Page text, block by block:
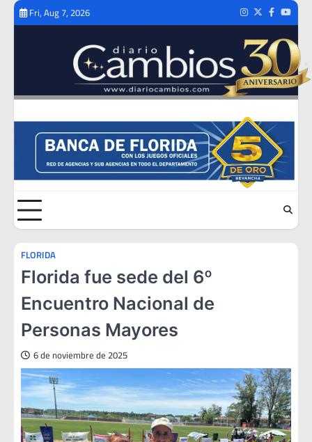
Skip
Fri, Aug 7, 2026 Instagram
TwitterFacebook
FLORIDA
Florida fue sede del 6º
Encuentro Nacional de
Personas Mayores
6 de noviembre de 2025